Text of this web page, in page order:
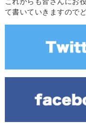
て書いていきますので